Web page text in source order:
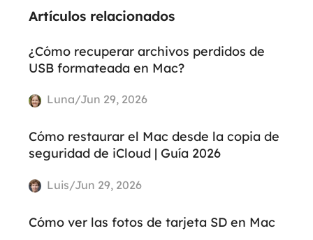
Artículos relacionados
¿Cómo recuperar archivos perdidos de
USB formateada en Mac?
Luna/Jun 29, 2026
Cómo restaurar el Mac desde la copia de
seguridad de iCloud | Guía 2026
Luis/Jun 29, 2026
Cómo ver las fotos de tarjeta SD en Mac